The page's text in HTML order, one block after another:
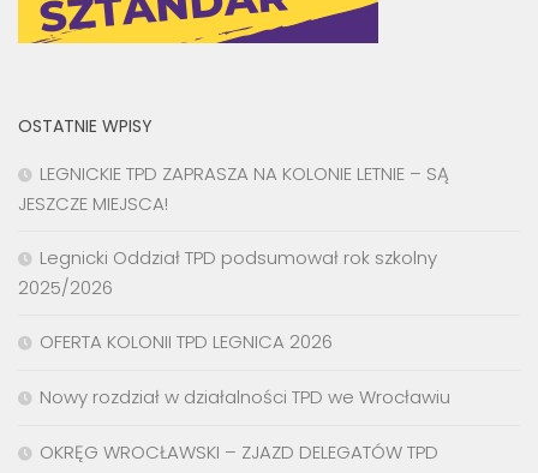
OSTATNIE WPISY
LEGNICKIE TPD ZAPRASZA NA KOLONIE LETNIE – SĄ
JESZCZE MIEJSCA!
Legnicki Oddział TPD podsumował rok szkolny
2025/2026
OFERTA KOLONII TPD LEGNICA 2026
Nowy rozdział w działalności TPD we Wrocławiu
OKRĘG WROCŁAWSKI – ZJAZD DELEGATÓW TPD